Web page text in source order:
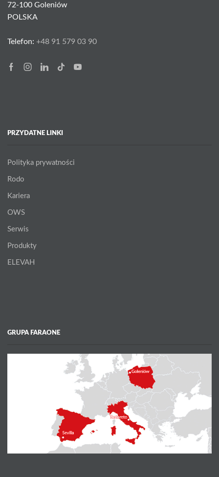
72-100 Goleniów
POLSKA
Telefon: +48 91 579 03 90
FacebookInstagram
Linkedin
Tik-
Youtube
PRZYDATNE LINKI
Polityka prywatności
Rodo
Kariera
OWS
Serwis
Produkty
ELEVAH
GRUPA FARAONE